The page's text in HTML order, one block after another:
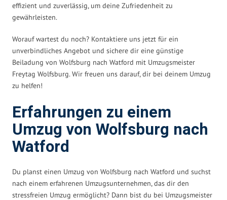
effizient und zuverlässig, um deine Zufriedenheit zu
gewährleisten.
Worauf wartest du noch? Kontaktiere uns jetzt für ein
unverbindliches Angebot und sichere dir eine günstige
Beiladung von Wolfsburg nach Watford mit Umzugsmeister
Freytag Wolfsburg. Wir freuen uns darauf, dir bei deinem Umzug
zu helfen!
Erfahrungen zu einem
Umzug von Wolfsburg nach
Watford
Du planst einen Umzug von Wolfsburg nach Watford und suchst
nach einem erfahrenen Umzugsunternehmen, das dir den
stressfreien Umzug ermöglicht? Dann bist du bei Umzugsmeister